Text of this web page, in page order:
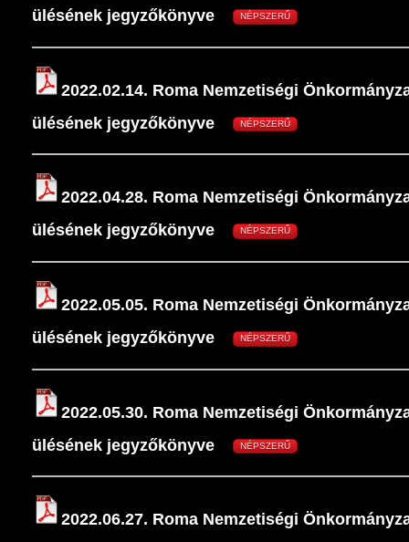
ülésének jegyzőkönyve
NÉPSZERŰ
2022.02.14. Roma Nemzetiségi
ülésének jegyzőkönyve
NÉPSZERŰ
2022.04.28. Roma Nemzetiségi
ülésének jegyzőkönyve
NÉPSZERŰ
2022.05.05. Roma Nemzetiségi
ülésének jegyzőkönyve
NÉPSZERŰ
2022.05.30. Roma Nemzetiségi
ülésének jegyzőkönyve
NÉPSZERŰ
2022.06.27. Roma Nemzetiségi